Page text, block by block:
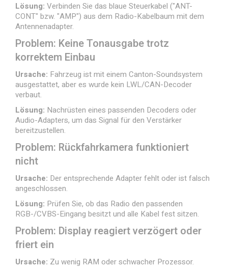
Lösung: Verbinden Sie das blaue Steuerkabel ("ANT-
CONT" bzw. "AMP") aus dem Radio-Kabelbaum mit dem
Antennenadapter.
Problem: Keine Tonausgabe trotz
korrektem Einbau
Ursache: Fahrzeug ist mit einem Canton-Soundsystem
ausgestattet, aber es wurde kein LWL/CAN-Decoder
verbaut.
Lösung: Nachrüsten eines passenden Decoders oder
Audio-Adapters, um das Signal für den Verstärker
bereitzustellen.
Problem: Rückfahrkamera funktioniert
nicht
Ursache: Der entsprechende Adapter fehlt oder ist falsch
angeschlossen.
Lösung: Prüfen Sie, ob das Radio den passenden
RGB-/CVBS-Eingang besitzt und alle Kabel fest sitzen.
Problem: Display reagiert verzögert oder
friert ein
Ursache: Zu wenig RAM oder schwacher Prozessor.